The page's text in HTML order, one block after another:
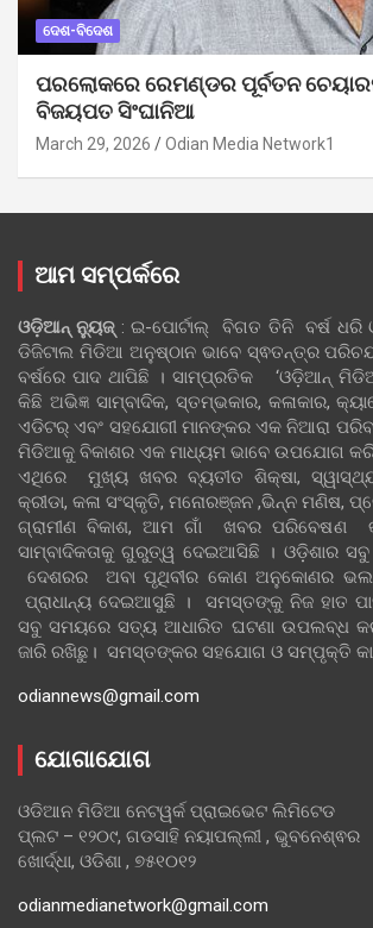
ଦେଶ-ବିଦେଶ
ପରଲୋକରେ ରେମଣ୍ଡର ପୂର୍ବତନ
ବିଜୟପତ ସିଂଘାନିଆ
March 29, 2026 Odian Media Network1
ଆମ ସମ୍ପର୍କରେ
ଓଡ଼ିଆନ୍‍ ନ୍ୟୁଜ୍‍: ଇ-ପୋର୍ଟାଲ୍ ବିଗତ ତିନି ବର୍ଷ ଧରି
ଡିଜିଟାଲ ମିଡିଆ ଅନୁଷ୍ଠାନ ଭାବେ ସ୍ଵତନ୍ତ୍ର
ବର୍ଷରେ ପାଦ ଥାପିଛି । ସାମ୍ପ୍ରତିକ ‘ଓଡ଼ିଆନ୍‍
କିଛି ଅଭିଜ୍ଞ ସାମ୍ବାଦିକ, ସ୍ତମ୍ଭକାର, କଳାକାର,
ଏଡିଟର୍ ଏବଂ ସହଯୋଗୀ ମାନଙ୍କର ଏକ ନିଆରା
ମିଡିଆକୁ ବିକାଶର ଏକ ମାଧ୍ୟମ ଭାବେ ଉପଯୋଗ
ଏଥିରେ ମୁଖ୍ୟ ଖବର ବ୍ୟତୀତ ଶିକ୍ଷା,
କ୍ରୀଡା, କଳା ସଂସ୍କୃତି, ମନୋରଞ୍ଜନ ,ଭିନ୍ନ ମଣିଷ,
ଗ୍ରାମୀଣ ବିକାଶ, ଆମ ଗାଁ ଖବର
ସାମ୍ବାଦିକତାକୁ ଗୁରୁତ୍ୱ ଦେଇଆସିଛି । ଓଡ଼ିଶାର
ଦେଶରର ଅବା ପୃଥିବୀର କୋଣ ଅନୁକୋଣର
ପ୍ରାଧାନ୍ୟ ଦେଇଆସୁଛି । ସମସ୍ତଙ୍କୁ ନିଜ ହାତ
ସବୁ ସମୟରେ ସତ୍ୟ ଆଧାରିତ ଘଟଣା ଉପଲବ୍ଧ
ଜାରି ରଖିଛୁ। ସମସ୍ତଙ୍କର ସହଯୋଗ ଓ ସମ୍ପୃକ୍ତି
odiannews@gmail.com
ଯୋଗାଯୋଗ
ଓଡିଆନ ମିଡିଆ ନେଟୱର୍କ ପ୍ରାଇଭେଟ ଲିମିଟେଡ
ପ୍ଲଟ – ୧୨୦୯, ଗଡସାହି ନୟାପଲ୍ଲୀ , ଭୁବନେଶ୍ଵର
ଖୋର୍ଦ୍ଧା, ଓଡିଶା , ୭୫୧୦୧୨
odianmedianetwork@gmail.com